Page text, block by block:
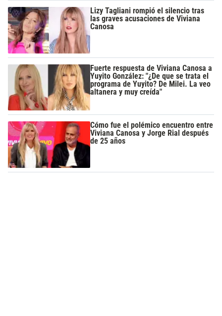
Lizy Tagliani rompió el silencio tras
las graves acusaciones de Viviana
Canosa
Fuerte respuesta de Viviana Canosa a
Yuyito González: "¿De que se trata el
programa de Yuyito? De Milei. La veo
altanera y muy creída"
Cómo fue el polémico encuentro entre
Viviana Canosa y Jorge Rial después
de 25 años